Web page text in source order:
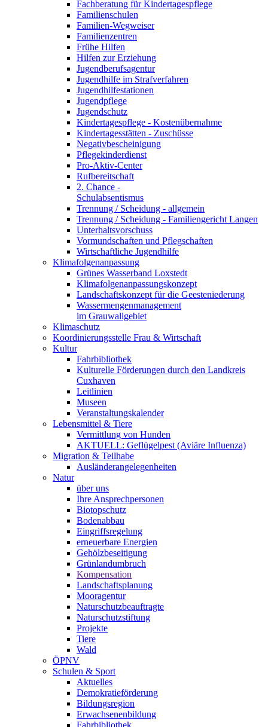
Fachberatung für Kindertagespflege
Familienschulen
Familien-Wegweiser
Familienzentren
Frühe Hilfen
Hilfen zur Erziehung
Jugendberufsagentur
Jugendhilfe im Strafverfahren
Jugendhilfestationen
Jugendpflege
Jugendschutz
Kindertagespflege - Kostenübernahme
Kindertagesstätten - Zuschüsse
Negativbescheinigung
Pflegekinderdienst
Pro-Aktiv-Center
Rufbereitschaft
2. Chance -
Schulabsentismus
Trennung / Scheidung - allgemein
Trennung / Scheidung - Familiengericht Langen
Unterhaltsvorschuss
Vormundschaften und Pflegschaften
Wirtschaftliche Jugendhilfe
Klimafolgenanpassung
Grünes Wasserband Loxstedt
Klimafolgenanpassungskonzept
Landschaftskonzept für die Geesteniederung
Wassermengenmanagement
im Grauwallgebiet
Klimaschutz
Koordinierungsstelle Frau & Wirtschaft
Kultur
Fahrbibliothek
Kulturelle Förderungen durch den Landkreis
Cuxhaven
Leitlinien
Museen
Veranstaltungskalender
Lebensmittel & Tiere
Vermittlung von Hunden
AKTUELL: Geflügelpest (Aviäre Influenza)
Migration & Teilhabe
Ausländerangelegenheiten
Natur
über uns
Ihre Ansprechpersonen
Biotopschutz
Bodenabbau
Eingriffsregelung
erneuerbare Energien
Gehölzbeseitigung
Grünlandumbruch
Kompensation
Landschaftsplanung
Mooragentur
Naturschutzbeauftragte
Naturschutzstiftung
Projekte
Tiere
Wald
ÖPNV
Schulen & Sport
Aktuelles
Demokratieförderung
Bildungsregion
Erwachsenenbildung
Fahrbibliothek